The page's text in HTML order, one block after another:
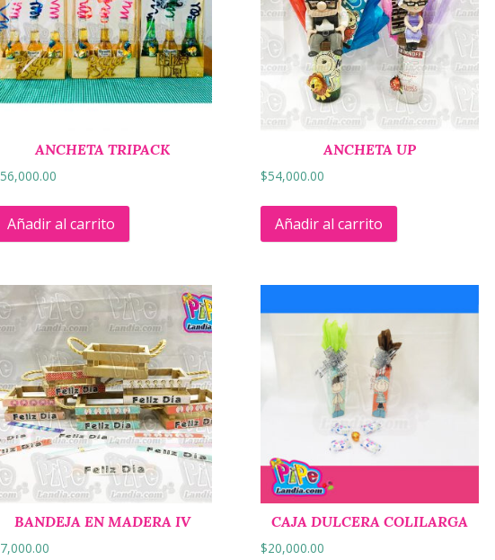
ANCHETA TRIPACK
56,000.00
Añadir al carrito
ANCHETA UP
$54,000.00
Añadir al carrito
BANDEJA EN MADERA IV
7,000.00
CAJA DULCERA COLILARGA
$20,000.00